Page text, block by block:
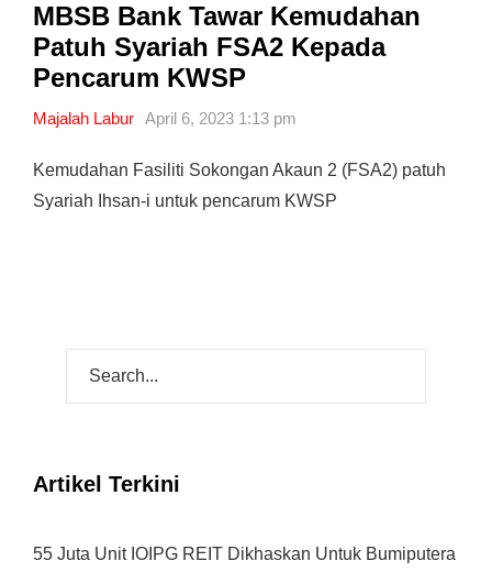
MBSB Bank Tawar Kemudahan
Patuh Syariah FSA2 Kepada
Pencarum KWSP
Majalah Labur April 6, 2023 1:13 pm
Kemudahan Fasiliti Sokongan Akaun 2 (FSA2) patuh
Syariah Ihsan-i untuk pencarum KWSP
Artikel Terkini
55 Juta Unit IOIPG REIT Dikhaskan Untuk Bumiputera